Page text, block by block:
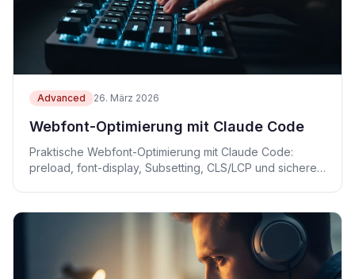
Advanced 26. März 2026
Webfont-Optimierung mit Claude Code
Praktische Webfont-Optimierung mit Claude Code:
preload, font-display, Subsetting, CLS/LCP und sichere